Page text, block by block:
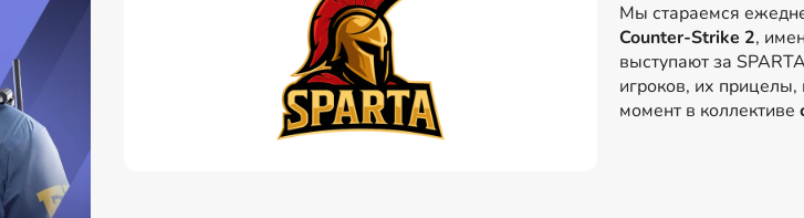
Мы стараемся
Counter-Strike 2,
выступают за
игроков, их
момент в коллективе